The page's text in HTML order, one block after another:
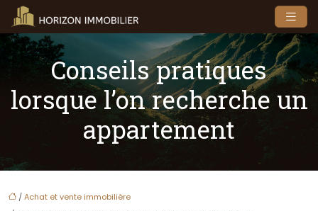
Conseils pratiques
lorsque l’on recherche un
appartement
/Achat et vente immobilière